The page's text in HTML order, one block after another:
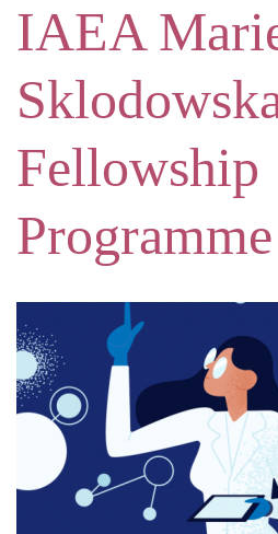
IAEA
Fellowship
Programme